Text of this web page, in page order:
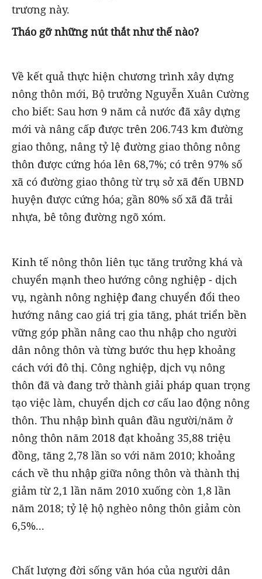
trương này.
Tháo gỡ những nút thắt như thế nào?
Về kết quả thực hiện chương trình xây dựng
nông thôn mới, Bộ trưởng Nguyễn Xuân Cường
cho biết: Sau hơn 9 năm cả nước đã xây dựng
mới và nâng cấp được trên 206.743 km đường
giao thông, nâng tỷ lệ đường giao thông nông
thôn được cứng hóa lên 68,7%; có trên 97% số
xã có đường giao thông từ trụ sở xã đến UBND
huyện được cứng hóa; gần 80% số xã đã trải
nhựa, bê tông đường ngõ xóm.
Kinh tế nông thôn liên tục tăng trưởng khá và
chuyển mạnh theo hướng công nghiệp - dịch
vụ, ngành nông nghiệp đang chuyển đổi theo
hướng nâng cao giá trị gia tăng, phát triển bền
vững góp phần nâng cao thu nhập cho người
dân nông thôn và từng bước thu hẹp khoảng
cách với đô thị. Công nghiệp, dịch vụ nông
thôn đã và đang trở thành giải pháp quan trọng
tạo việc làm, chuyển dịch cơ cấu lao động nông
thôn. Thu nhập bình quân đầu người/năm ở
nông thôn năm 2018 đạt khoảng 35,88 triệu
đồng, tăng 2,78 lần so với năm 2010; khoảng
cách về thu nhập giữa nông thôn và thành thị
giảm từ 2,1 lần năm 2010 xuống còn 1,8 lần
năm 2018; tỷ lệ hộ nghèo nông thôn giảm còn
6,5%...
Chất lượng đời sống văn hóa của người dân